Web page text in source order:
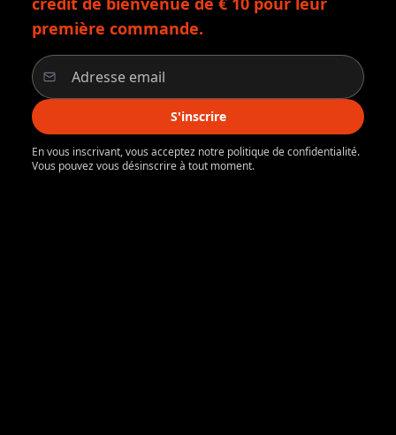
première commande.
S'inscrire
En vous inscrivant, vous acceptez notre politique de confidentialité.
Vous pouvez vous désinscrire à tout moment.